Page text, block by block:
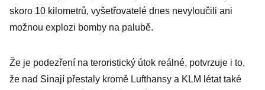
skoro 10 kilometrů, vyšetřovatelé dnes nevyloučili ani
možnou explozi bomby na palubě.
Že je podezření na teroristický útok reálné, potvrzuje i to,
že nad Sinají přestaly kromě Lufthansy a KLM létat také